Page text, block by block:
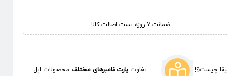
ضمانت 7 روزه تست اصالت کالا
چیست؟! تفاوت پارت نامبرهای مختلف محصولات اپل